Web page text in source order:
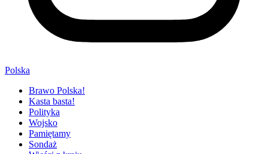
Polska
Brawo Polska!
Kasta basta!
Polityka
Wojsko
Pamiętamy
Sondaż